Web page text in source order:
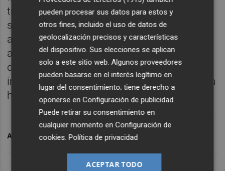
tramitado el 100% de los convenios
singulares del presupuesto inicial poniendo
a disposición de clubes, deportistas y
ayuntamientos un total de 2.174.000 €, es
decir, el 75% de las ayudas del presupuesto
inicial que se elevan a 2,9 millones, una "cifra
histórica".
ARCHIVADO EN TAC
pueden procesar sus datos para estos y
otros fines, incluido el uso de datos de
geolocalización precisos y características
del dispositivo. Sus elecciones se aplican
solo a este sitio web. Algunos proveedores
pueden basarse en el interés legítimo en
lugar del consentimiento; tiene derecho a
oponerse enConfiguración de publicidad
Puede retirar su consentimiento en
cualquier momento enConfiguración de
cookies .Política de privacidad
ACEPTAR TODO